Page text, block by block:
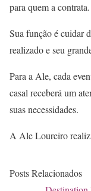
para quem a contrata.
Sua função é cuidar
realizado e seu
Para a Ale, cada
casal receberá um
suas necessidades.
A Ale Loureiro
Posts Relacionados